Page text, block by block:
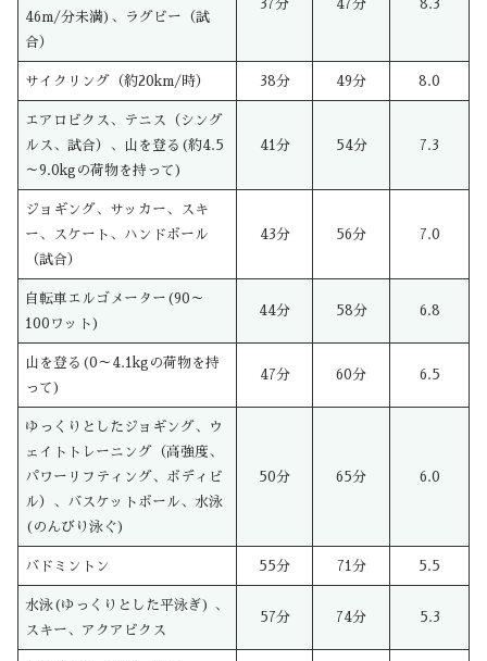
46m/分未満)、ラグビー（試
合）
37分 47分 8.3
サイクリング（約20km/時） 38分 49分 8.0
エアロビクス、テニス（シング
ルス、試合）、山を登る(約4.5
～9.0kgの荷物を持って)
41分 54分 7.3
ジョギング、サッカー、スキ
ー、スケート、ハンドボール
（試合）
43分 56分 7.0
自転車エルゴメーター(90～
100ワット)
44分 58分 6.8
山を登る(0～4.1kgの荷物を持
って)
47分 60分 6.5
ゆっくりとしたジョギング、ウ
ェイトトレーニング（高強度、
パワーリフティング、ボディビ
ル）、バスケットボール、水泳
(のんびり泳ぐ)
50分 65分 6.0
バドミントン 55分 71分 5.5
水泳(ゆっくりとした平泳ぎ) 、
スキー、アクアビクス
57分 74分 5.3